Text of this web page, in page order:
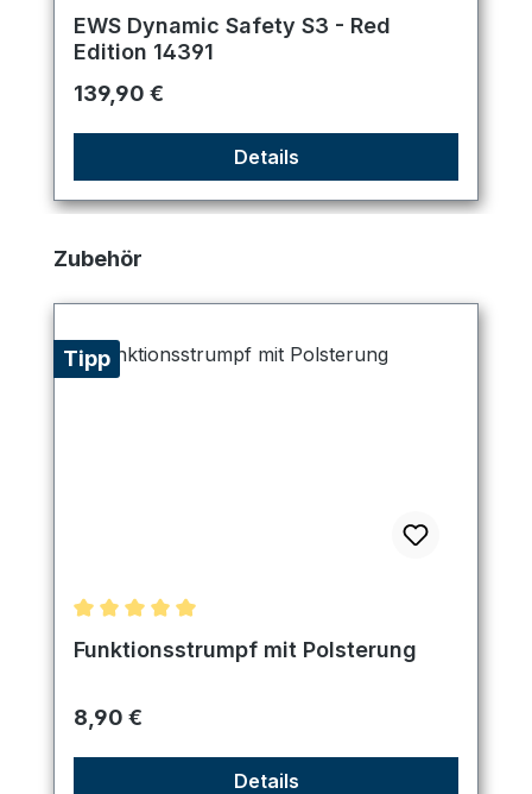
Durchschnittliche Bewertung von 4.89 von 5
EWS Dynamic Safety S3 - Red
Edition 14391
Regulärer Preis:
139,90 €
Details
Produktgalerie überspringen
Zubehör
Tipp
Durchschnittliche Bewertung von 5 von 5 Sternen
Funktionsstrumpf mit Polsterung
Regulärer Preis:
8,90 €
Details